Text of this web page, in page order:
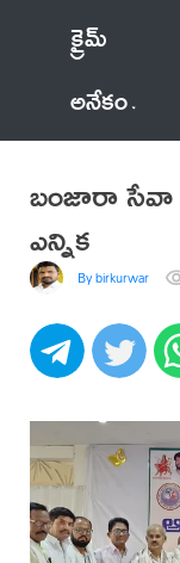
క్రైమ్
అనేకం
బంజారా సేవా
ఎన్నిక
By birkurwar